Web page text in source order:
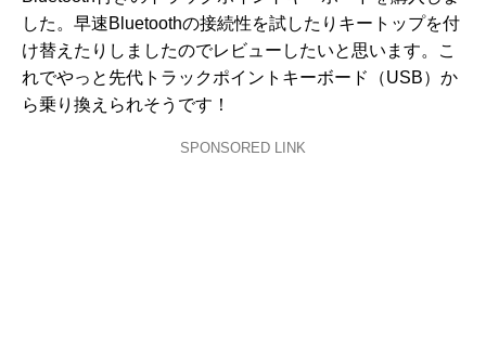
した。早速Bluetoothの接続性を試したりキートップを付
け替えたりしましたのでレビューしたいと思います。こ
れでやっと先代トラックポイントキーボード（USB）か
ら乗り換えられそうです！
SPONSORED LINK